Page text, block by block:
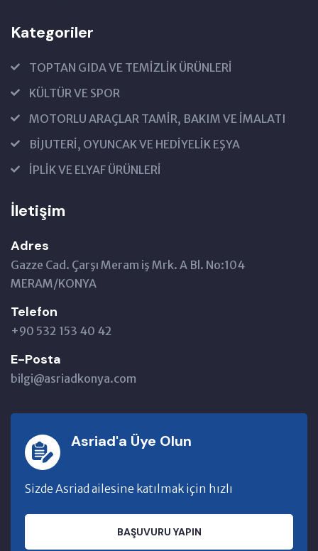
Kategoriler
TOPTAN GIDA VE TEMİZLİK ÜRÜNLERİ
KÜLTÜR VE SPOR
MOTORLU ARAÇLAR TAMİR, BAKIM VE İMALATI
BİJUTERİ, OYUNCAK VE HEDİYELİK EŞYA
İPLİK VE ELYAF ÜRÜNLERİ
İletişim
Adres
Gazze Cad. Çarşı Meram iş Mrk. A Bl. No:104
MERAM/KONYA
Telefon
+90 532 153 40 42
E-Posta
bilgi@asriadkonya.com
Asriad'a Üye Olun
Sizde Asriad ailesine katılmak için hızlı
BAŞUVURU YAPIN